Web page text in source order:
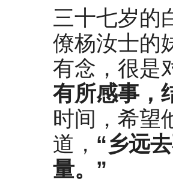
三十七岁的
僚杨汝士的
有念，很是
有所感事，
时间，希望
道， “乡远
量。”